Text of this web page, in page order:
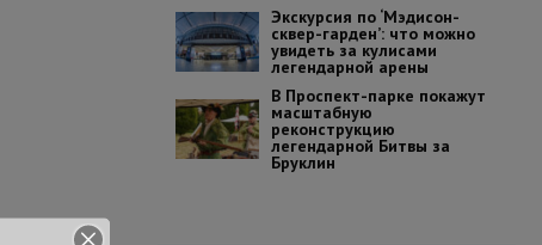
Экскурсия по ‘Мэдисон-
сквер-гарден’: что можно
увидеть за кулисами
легендарной арены
В Проспект-парке покажут
масштабную
реконструкцию
легендарной Битвы за
Бруклин